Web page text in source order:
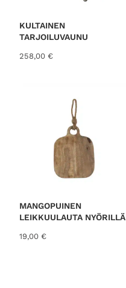
KULTAINEN
TARJOILUVAUNU
258,00 €
MANGOPUINEN
LEIKKUULAUTA NYÖRILLÄ
19,00 €